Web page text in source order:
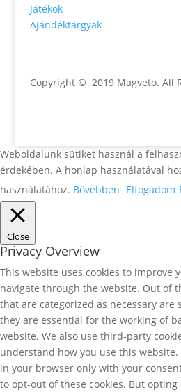
Játékok
Ajándéktárgyak
Copyright © 2019 Magveto. All
Weboldalunk sütiket használ a
érdekében. A honlap használatával
használatához. Bővebben Elfogadom
Close
Privacy Overview
This website uses cookies to improve
navigate through the website. Out of
that are categorized as necessary are
they are essential for the working of
website. We also use third-party
understand how you use this
in your browser only with your
to opt-out of these cookies. But